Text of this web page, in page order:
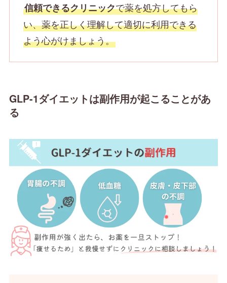
信頼できるクリニックで薬を処方してもら
い、薬を正しく理解して適切に利用できる
よう心がけましょう。
GLP-1ダイエットは副作用が起こることがあ
る